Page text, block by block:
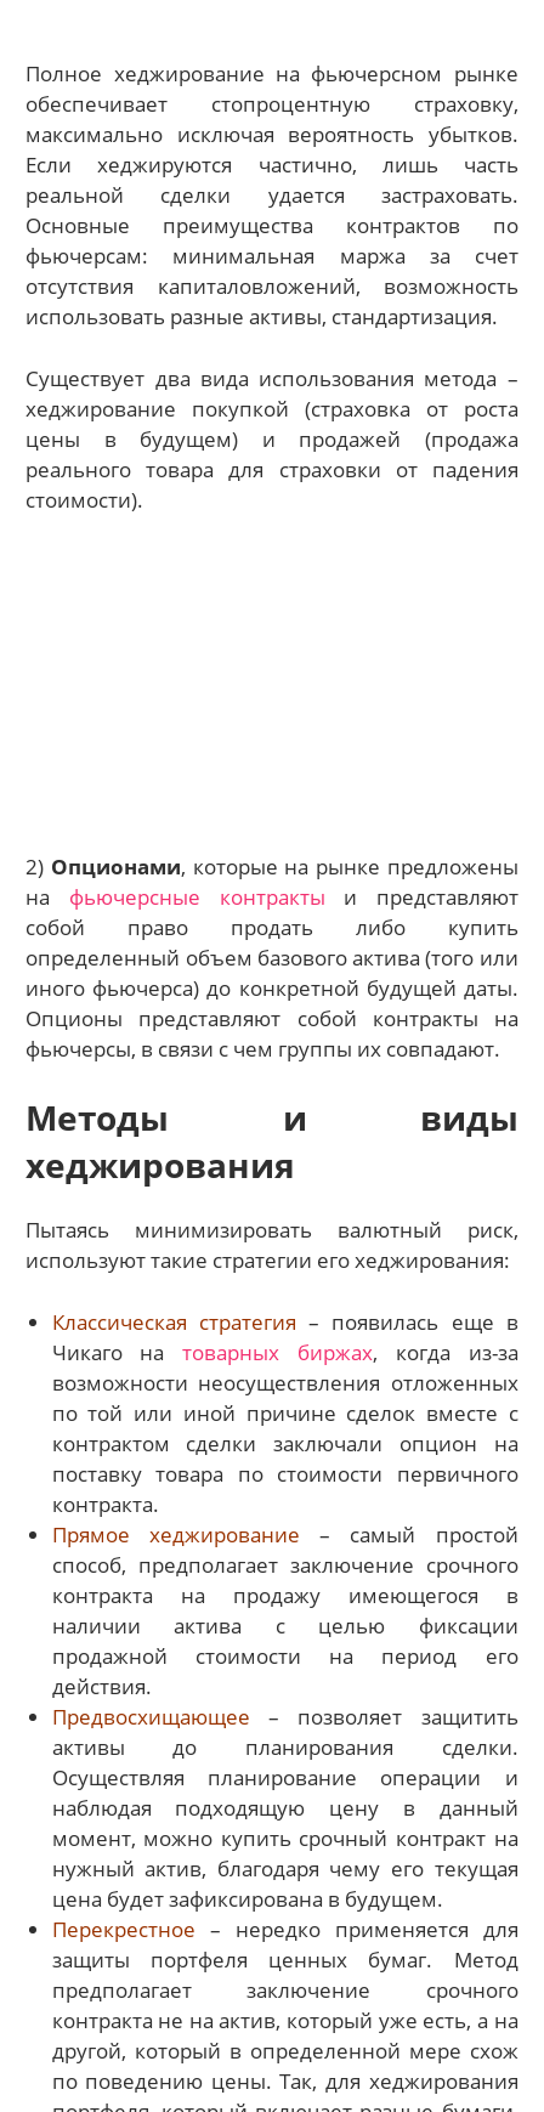
Полное хеджирование на фьючерсном рынке
обеспечивает стопроцентную страховку,
максимально исключая вероятность убытков.
Если хеджируются частично, лишь часть
реальной сделки удается застраховать.
Основные преимущества контрактов по
фьючерсам: минимальная маржа за счет
отсутствия капиталовложений, возможность
использовать разные активы, стандартизация.
Существует два вида использования метода –
хеджирование покупкой (страховка от роста
цены в будущем) и продажей (продажа
реального товара для страховки от падения
стоимости).
2) Опционами, которые на рынке предложены
на фьючерсные контракты и представляют
собой право продать либо купить
определенный объем базового актива (того или
иного фьючерса) до конкретной будущей даты.
Опционы представляют собой контракты на
фьючерсы, в связи с чем группы их совпадают.
Методы и виды
хеджирования
Пытаясь минимизировать валютный риск,
используют такие стратегии его хеджирования:
Классическая стратегия – появилась еще в
Чикаго натоварных биржах, когда из-за
возможности неосуществления отложенных
по той или иной причине сделок вместе с
контрактом сделки заключали опцион на
поставку товара по стоимости первичного
контракта.
Прямое хеджирование – самый простой
способ, предполагает заключение срочного
контракта на продажу имеющегося в
наличии актива с целью фиксации
продажной стоимости на период его
действия.
Предвосхищающее – позволяет защитить
активы до планирования сделки.
Осуществляя планирование операции и
наблюдая подходящую цену в данный
момент, можно купить срочный контракт на
нужный актив, благодаря чему его текущая
цена будет зафиксирована в будущем.
Перекрестное – нередко применяется для
защиты портфеля ценных бумаг. Метод
предполагает заключение срочного
контракта не на актив, который уже есть, а на
другой, который в определенной мере схож
по поведению цены. Так, для хеджирования